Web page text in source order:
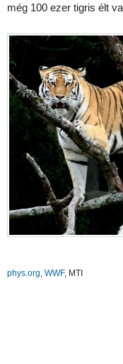
még 100 ezer tigris élt
phys.org, WWF, MTI